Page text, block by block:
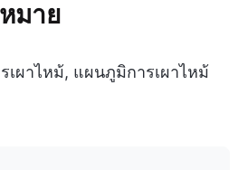
มาย
ผาไหม้, แผนภูมิการเผาไหม้